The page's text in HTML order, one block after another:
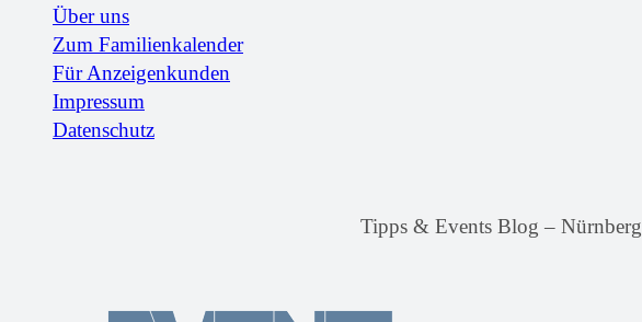
Über uns
Zum Familienkalender
Für Anzeigenkunden
Impressum
Datenschutz
Tipps & Events Blog – Nürnberg